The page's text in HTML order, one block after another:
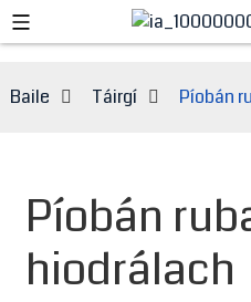
Baile Táirgí Píobán
Píobán
hiodrálach